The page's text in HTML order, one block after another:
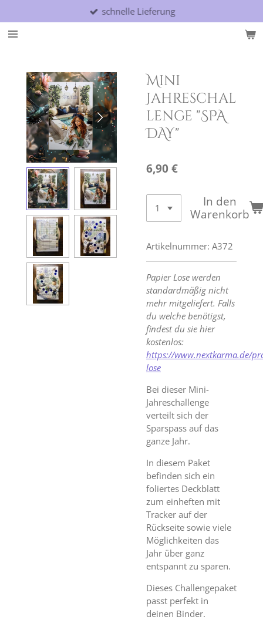
Hauptinhalt
springen
schnelle Lieferung
Mini
Jahreschal
lenge "SPA
DAY"
6,90 €
In den
Warenkorb
Artikelnummer: A372
Papier Lose werden
standardmäßig nicht
mehr mitgeliefert. Falls
du welche benötigst,
findest du sie hier
kostenlos:
https://www.nextkarma.de/
lose
Bei dieser Mini-
Jahreschallenge
verteilt sich der
Sparspass auf das
ganze Jahr.
In diesem Paket
befinden sich ein
foliertes Deckblatt
zum einheften mit
Tracker auf der
Rückseite sowie viele
Möglichkeiten das
Jahr über ganz
entspannt zu sparen.
Dieses Challengepaket
passt perfekt in
deinen Binder.